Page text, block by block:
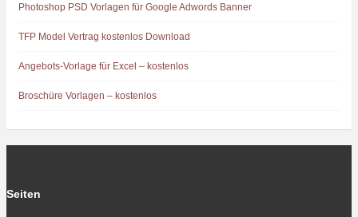
Photoshop PSD Vorlagen für Google Adwords Banner
TFP Model Vertrag kostenlos Download
Angebots-Vorlage für Excel – kostenlos
Broschüre Vorlagen – kostenlos
Seiten